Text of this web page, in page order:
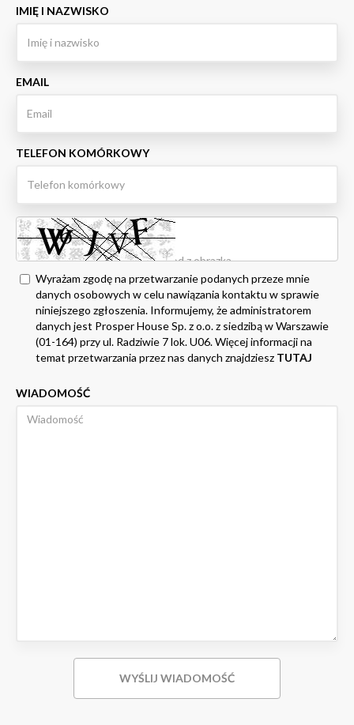
IMIĘ I NAZWISKO
EMAIL
TELEFON KOMÓRKOWY
Wyrażam zgodę na przetwarzanie podanych przeze mnie
danych osobowych w celu nawiązania kontaktu w sprawie
niniejszego zgłoszenia. Informujemy, że administratorem
danych jest Prosper House Sp. z o.o. z siedzibą w Warszawie
(01-164) przy ul. Radziwie 7 lok. U06. Więcej informacji na
temat przetwarzania przez nas danych znajdziesz TUTAJ
WIADOMOŚĆ